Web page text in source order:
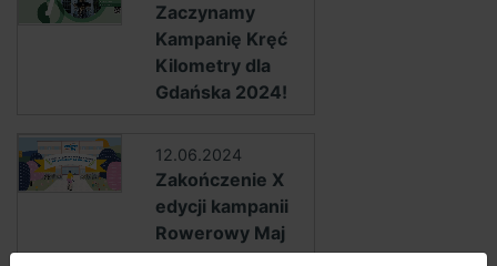
Zaczynamy
Kampanię Kręć
Kilometry dla
Gdańska 2024!
12.06.2024
Zakończenie X
edycji kampanii
Rowerowy Maj